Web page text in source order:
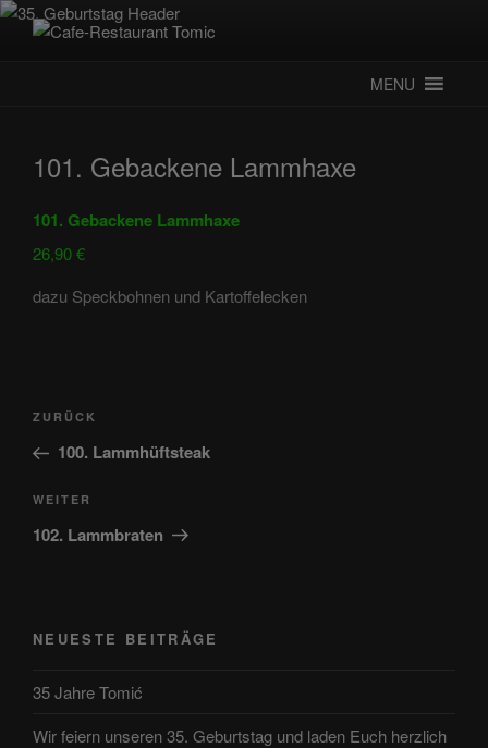
Zum
Inhalt
MENU
101. Gebackene Lammhaxe
101. Gebackene Lammhaxe
26,90 €
dazu Speckbohnen und Kartoffelecken
Beitragsnavigation
Vorheriger
Beitrag
ZURÜCK
100. Lammhüftsteak
Nächster
Beitrag
WEITER
102. Lammbraten
NEUESTE BEITRÄGE
35 Jahre Tomić
Wir feiern unseren 35. Geburtstag und laden Euch herzlich